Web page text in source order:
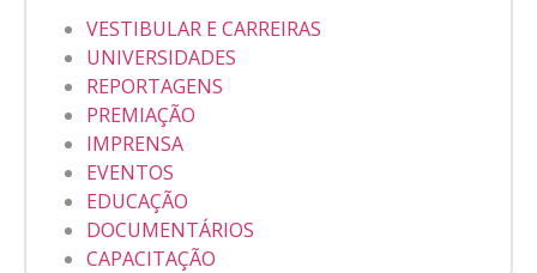
VESTIBULAR E CARREIRAS
UNIVERSIDADES
REPORTAGENS
PREMIAÇÃO
IMPRENSA
EVENTOS
EDUCAÇÃO
DOCUMENTÁRIOS
CAPACITAÇÃO